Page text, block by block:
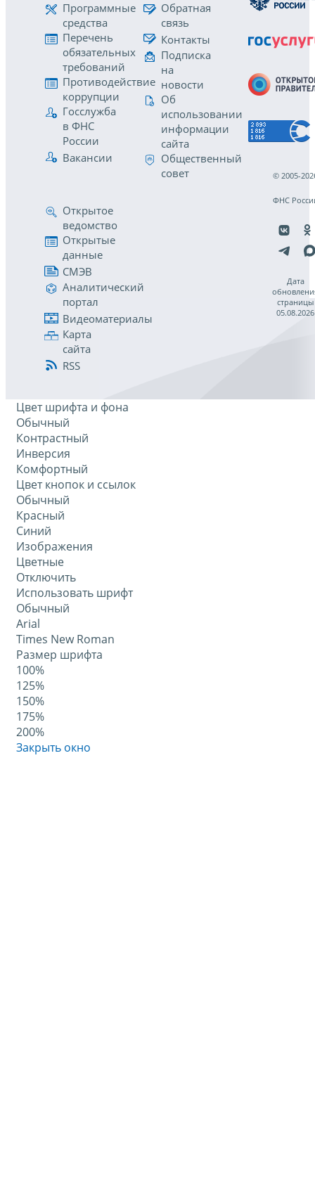
Программные
средства
Перечень
обязательных
требований
Противодействие
коррупции
Госслужба
в ФНС
России
Вакансии
Обратная
связь
Контакты
Подписка
на
новости
Об
использовании
информации
сайта
Общественный
совет
Открытое
ведомство
Открытые
данные
СМЭВ
Аналитический
портал
Видеоматериалы
Карта
сайта
RSS
© 2005-
ФНС
Дата
страницы
05.08.2026
Цвет шрифта и фона
Обычный
Контрастный
Инверсия
Комфортный
Цвет кнопок и ссылок
Обычный
Красный
Синий
Изображения
Цветные
Отключить
Использовать шрифт
Обычный
Arial
Times New Roman
Размер шрифта
100%
125%
150%
175%
200%
Закрыть окно